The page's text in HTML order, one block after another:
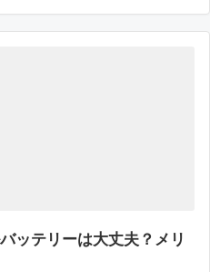
れば大画面で表示できます。
ッテリーは大丈夫？メリ